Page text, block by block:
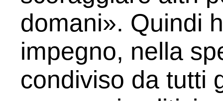
domani». Quindi
impegno, nella
condiviso da tutti